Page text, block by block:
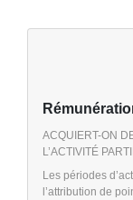
ACQUIERT-ON
L’ACTIVITÉ
Les périodes
l’attribution de